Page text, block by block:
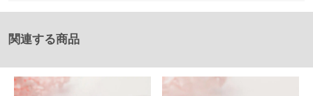
関連する商品